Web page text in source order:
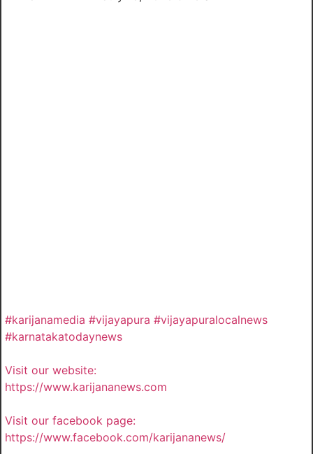
#karijanamedia #vijayapura #vijayapuralocalnews
#karnatakatodaynews
Visit our website:
https://www.karijananews.com
Visit our facebook page:
https://www.facebook.com/karijananews/